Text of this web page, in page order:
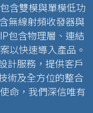
含雙模與單模低功
無線射頻收發器與
包含物理層、連結
以快速導入產品。
計服務，提供客戶
術及全方位的整合
命，我們深信唯有